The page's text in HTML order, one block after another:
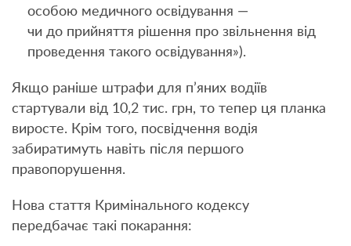
особою медичного освідування —
чи до прийняття рішення про звільнення від
проведення такого освідування»).
Якщо раніше штрафи для п’яних водіїв
стартували від 10,2 тис. грн, то тепер ця планка
виросте. Крім того, посвідчення водія
забиратимуть навіть після першого
правопорушення.
Нова стаття Кримінального кодексу
передбачає такі покарання: